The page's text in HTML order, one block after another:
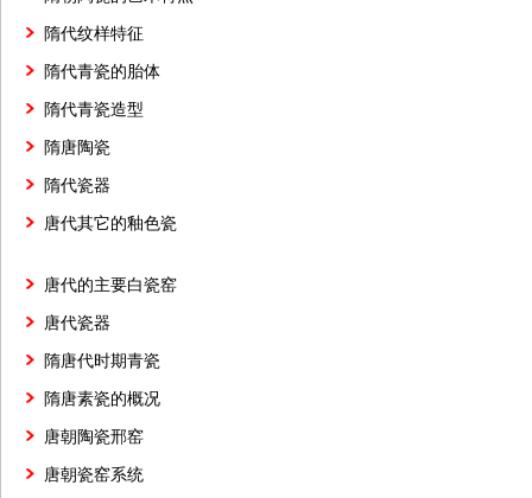
隋代纹样特征
隋代青瓷的胎体
隋代青瓷造型
隋唐陶瓷
隋代瓷器
唐代其它的釉色瓷
唐代的主要白瓷窑
唐代瓷器
隋唐代时期青瓷
隋唐素瓷的概况
唐朝陶瓷邢窑
唐朝瓷窑系统